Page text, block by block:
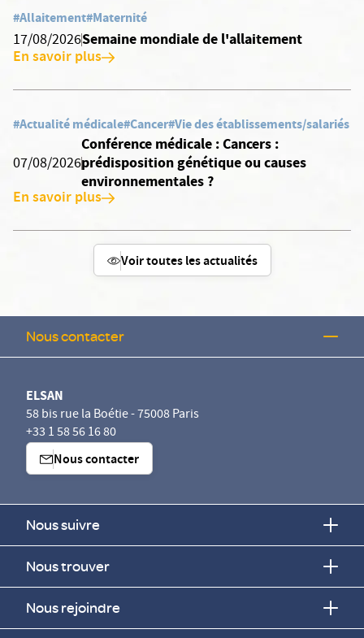
#Allaitement#Maternité
17/08/2026Semaine mondiale de l'allaitement
En savoir plus
#Actualité médicale#Cancer#Vie des établissements/salariés
07/08/2026
Conférence médicale : Cancers :
prédisposition génétique ou causes
environnementales ?
En savoir plus
Voir toutes les actualités
Nous contacter
ELSAN
58 bis rue la Boétie - 75008 Paris
+33 1 58 56 16 80
Nous contacter
Nous suivre
Nous trouver
Nous rejoindre